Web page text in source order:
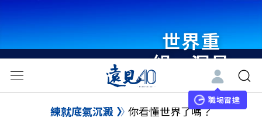
世界重
組・洞見
未來 與
世界領袖
職場雷達
練就底氣沉澱 你看懂世界了嗎？